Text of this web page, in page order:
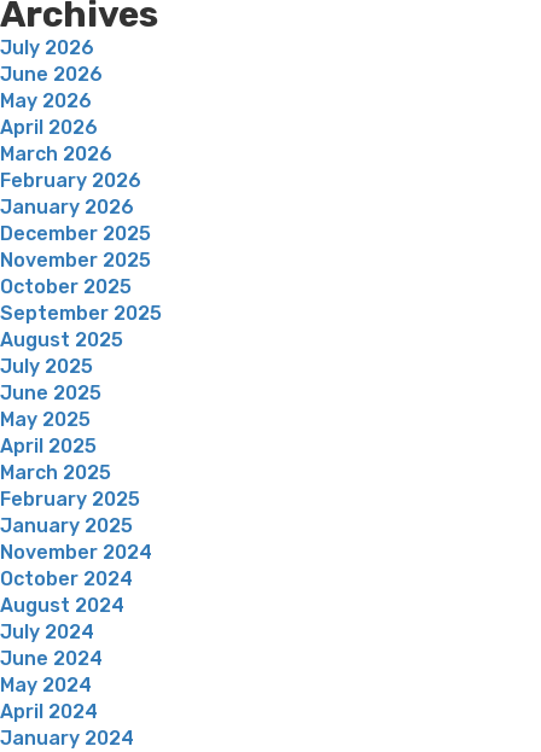
Archives
July 2026
June 2026
May 2026
April 2026
March 2026
February 2026
January 2026
December 2025
November 2025
October 2025
September 2025
August 2025
July 2025
June 2025
May 2025
April 2025
March 2025
February 2025
January 2025
November 2024
October 2024
August 2024
July 2024
June 2024
May 2024
April 2024
January 2024